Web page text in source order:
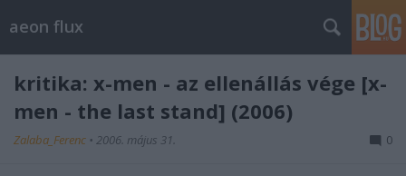
aeon flux
kritika: x-men - az ellenállás vége [x-
men - the last stand] (2006)
Zalaba_Ferenc • 2006. május 31. 0